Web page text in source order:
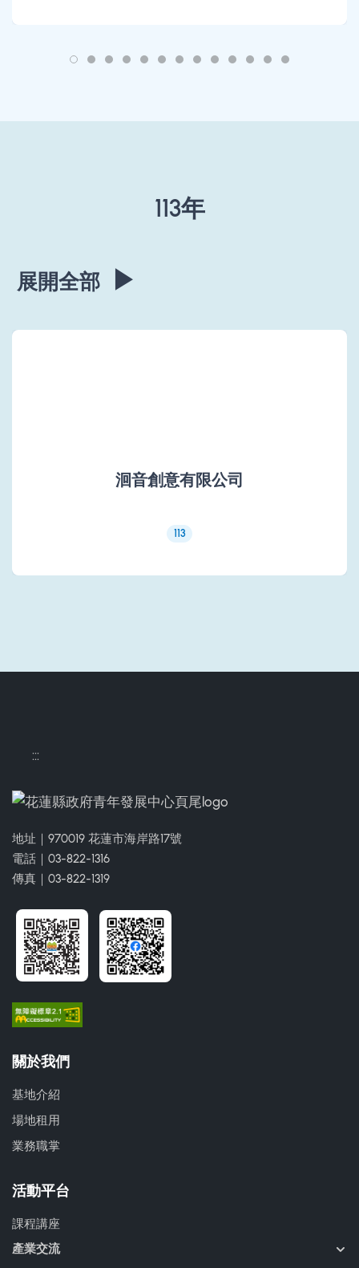
113年
展開全部 ▶
洄音創意有限公司
113
:::
地址｜970019 花蓮市海岸路17號
電話｜03-822-1316
傳真｜03-822-1319
關於我們
基地介紹
場地租用
業務職掌
活動平台
課程講座
產業交流